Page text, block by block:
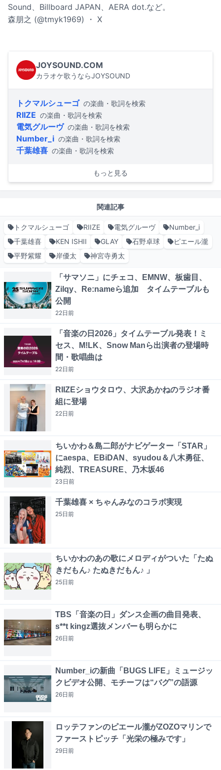
Sound、Billboard JAPAN、AERA dot.など。
森朋之 (@tmyk1969) ・ X
JOYSOUND.COM
カラオケ歌うならJOYSOUND
トクマルシューゴ の楽曲・歌詞を検索
RIIZE の楽曲・歌詞を検索
電気グルーヴ の楽曲・歌詞を検索
Number_i の楽曲・歌詞を検索
千葉雄喜 の楽曲・歌詞を検索
もっと見る
関連記事
トクマルシューゴ RIIZE 電気グルーヴ
Number_i
千葉雄喜
KEN ISHII GLAY 石野卓球
ピエール瀧
平野紫耀
岸優太 神宮寺勇太
「サマソニ」にチェコ、EMNW、板歯目、
Zilqy、Re:nameら追加 タイムテーブルも
公開
22日前
「音楽の日2026」タイムテーブル発表！ミ
セス、M!LK、Snow Manら出演者の登場時
間・歌唱曲は
22日前
RIIZEショウタロウ、大沢あかねのラジオ番
組に登場
22日前
ちいかわ＆島二郎がナビゲーター「STAR」
にaespa、EBiDAN、syudou＆八木勇征、
純烈、TREASURE、乃木坂46
23日前
千葉雄喜 × ちゃんみなのコラボ実現
25日前
ちいかわのあの歌にメロディがついた「たぬ
きだもん♪ たぬきだもん♪ 」
25日前
TBS「音楽の日」ダンス企画の曲目発表、
s**t kingz選抜メンバーも明らかに
26日前
Number_iの新曲「BUGS LIFE」ミュージッ
クビデオ公開、モチーフは“バグ”の語源
26日前
ロッテファンのピエール瀧がZOZOマリンで
ファーストピッチ「光栄の極みです」
29日前